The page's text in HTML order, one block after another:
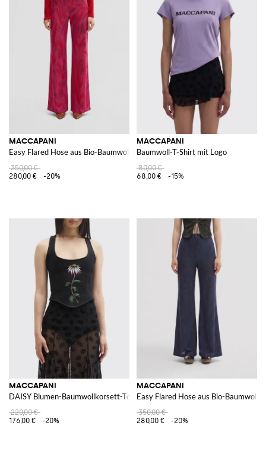
MACCAPANI
Easy Flared Hose aus Bio-Baumwollmischung
350,00 €
280,00 €
-20%
MACCAPANI
Baumwoll-T-Shirt mit Logo
80,00 €
68,00 €
-15%
MACCAPANI
DAISY Blumen-Baumwollkorsett-Top
220,00 €
176,00 €
-20%
MACCAPANI
Easy Flared Hose aus Bio-
350,00 €
280,00 €
-20%